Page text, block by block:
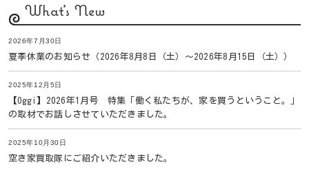
What's New
2026年7月30日
夏季休業のお知らせ（2026年8月8日（土）〜2026年8月15日（土））
2025年12月5日
【Oggi】2026年1月号 特集「働く私たちが、家を買うということ。」
の取材でお話しさせていただきました。
2025年10月30日
空き家買取隊にご紹介いただきました。